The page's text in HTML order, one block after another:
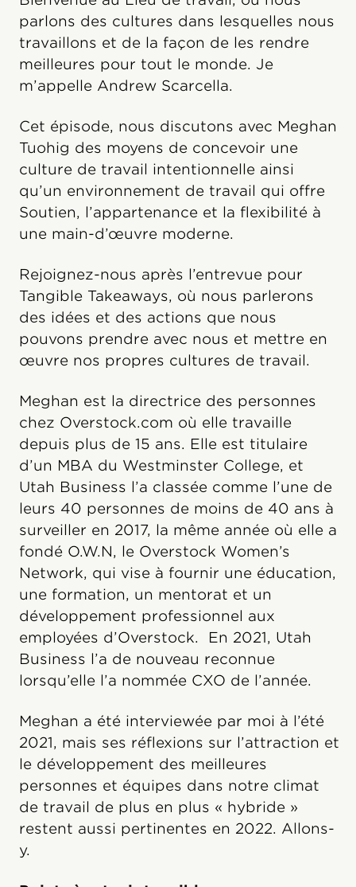
parlons des cultures dans lesquelles nous
travaillons et de la façon de les rendre
meilleures pour tout le monde. Je
m’appelle Andrew Scarcella.
Cet épisode, nous discutons avec Meghan
Tuohig des moyens de concevoir une
culture de travail intentionnelle ainsi
qu’un environnement de travail qui offre
Soutien, l’appartenance et la flexibilité à
une main-d’œuvre moderne.
Rejoignez-nous après l’entrevue pour
Tangible Takeaways, où nous parlerons
des idées et des actions que nous
pouvons prendre avec nous et mettre en
œuvre nos propres cultures de travail.
Meghan est la directrice des personnes
chez Overstock.com où elle travaille
depuis plus de 15 ans. Elle est titulaire
d’un MBA du Westminster College, et
Utah Business l’a classée comme l’une de
leurs 40 personnes de moins de 40 ans à
surveiller en 2017, la même année où elle a
fondé O.W.N, le Overstock Women’s
Network, qui vise à fournir une éducation,
une formation, un mentorat et un
développement professionnel aux
employées d’Overstock. En 2021, Utah
Business l’a de nouveau reconnue
lorsqu’elle l’a nommée CXO de l’année.
Meghan a été interviewée par moi à l’été
2021, mais ses réflexions sur l’attraction et
le développement des meilleures
personnes et équipes dans notre climat
de travail de plus en plus « hybride »
restent aussi pertinentes en 2022. Allons-
y.